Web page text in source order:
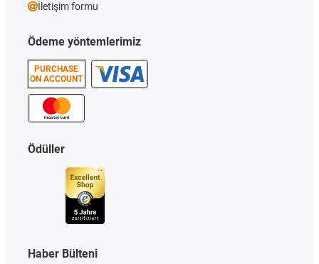
Ödeme yöntemlerimiz
PURCHASE
ON ACCOUNT
Ödüller
Haber Bülteni
İletişim formu